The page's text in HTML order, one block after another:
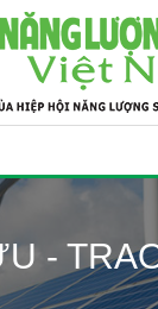
-